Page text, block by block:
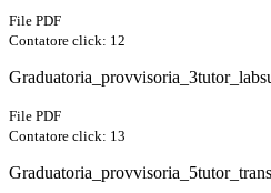
File PDF
Contatore click: 12
File PDF
Contatore click: 13